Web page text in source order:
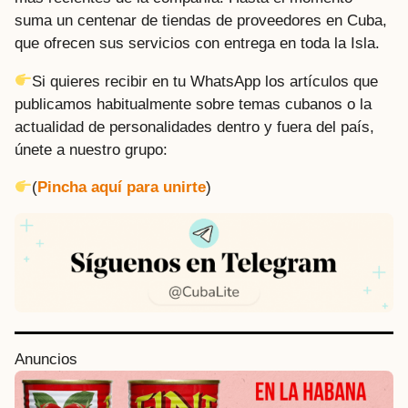
suma un centenar de tiendas de proveedores en Cuba,
que ofrecen sus servicios con entrega en toda la Isla.
Si quieres recibir en tu WhatsApp los artículos que
publicamos habitualmente sobre temas cubanos o la
actualidad de personalidades dentro y fuera del país,
únete a nuestro grupo:
(Pincha aquí para unirte)
Anuncios
P
o
s